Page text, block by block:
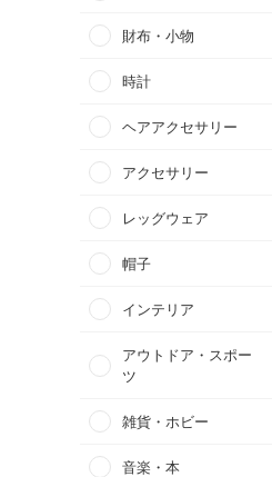
財布・小物
時計
ヘアアクセサリー
アクセサリー
レッグウェア
帽子
インテリア
アウトドア・スポー
ツ
雑貨・ホビー
音楽・本